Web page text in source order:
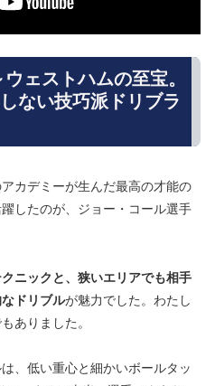
ェストハムの至宝。
ない技巧派ドリブラ
カデミーが生んだ最高の才能の
したのが、ジョー・コール選手
ニックと、狭いエリアでも相手
ドリブルが魅力でした。わたし
ありました。
、低い重心と細かいボールタッ